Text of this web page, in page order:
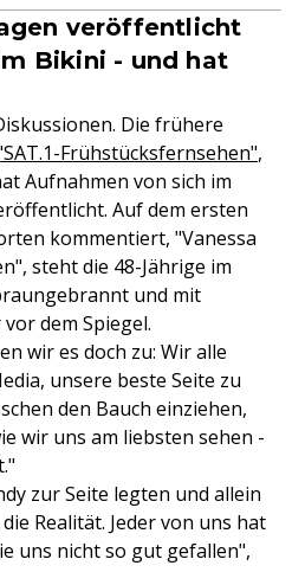
veröffentlicht
Bikini - und hat
Die frühere
Frühstücksfernsehen",
Aufnahmen von sich im
Auf dem ersten
kommentiert, "Vanessa
steht die 48-Jährige im
und mit
dem Spiegel.
wir es doch zu: Wir alle
unsere beste Seite zu
den Bauch einziehen,
wir uns am liebsten sehen -
zur Seite legten und allein
Realität. Jeder von uns hat
uns nicht so gut gefallen",